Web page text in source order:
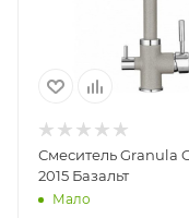
Смеситель Granula
2015 Базальт
Мало